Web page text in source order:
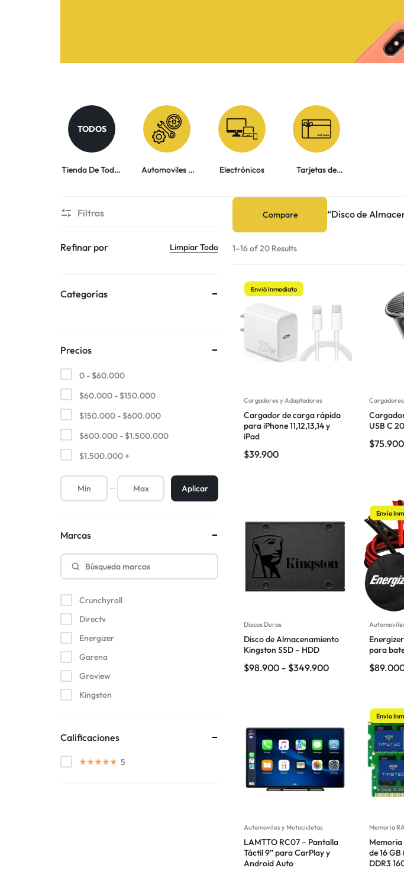
TODOS
Tienda De Todos
Automoviles y
Electrónicos
Tarjetas de
Compare “Disco de
1–16 of 20 Results
Envió Inmediato
Cargadores y Adaptadores
Cargador de carga rápida
para iPhone 11,12,13,14 y
iPad
$39.900
USB C
$75.900
Discos Duros
Disco de Almacenamiento
Kingston SSD – HDD
$98.900 - $349.900
Envío
para
$
Automoviles y Motocicletas
LAMTTO RC07 – Pantalla
Táctil 9” para CarPlay y
Android Auto
Envío
Memoria
Memoria
de 16
DDR3
Filtros
Refinar por Limpiar Todo
Categorías
Precios
0 - $60.000
$60.000 - $150.000
$150.000 - $600.000
$600.000 - $1.500.000
$1.500.000+
Aplicar
Marcas
Crunchyroll
Directv
Energizer
Garena
Groview
Kingston
Netflix
Calificaciones
5